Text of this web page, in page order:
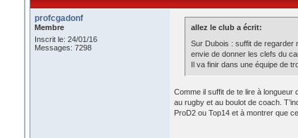
profcgadonf
Membre
Inscrit le: 24/01/16
Messages: 7298
allez le club a écrit:
Sur Dubois : suffit de regarder
envie de donner les clefs du
Il va finir dans une équipe de
Comme il suffit de te lire à
au rugby et au boulot de coach.
ProD2 ou Top14 et à montrer que